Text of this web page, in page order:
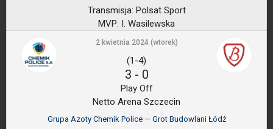
Transmisja: Polsat Sport
MVP: I. Wasilewska
2 kwietnia 2024 (wtorek)
(1-4)
3 - 0
Play Off
Netto Arena Szczecin
Grupa Azoty Chemik Police — Grot Budowlani Łódź